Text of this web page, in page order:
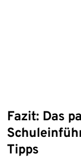
Fazit: Das
Tipps